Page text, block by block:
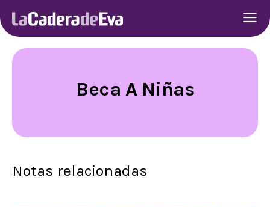
Beca A Niñas
Notas relacionadas